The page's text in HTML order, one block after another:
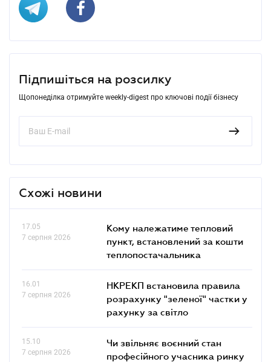
Підпишіться на розсилку
Щопонеділка отримуйте weekly-digest про ключові події бізнесу
Схожі новини
17.05
7 серпня 2026
Кому належатиме тепловий
пункт, встановлений за кошти
теплопостачальника
16.01
7 серпня 2026
НКРЕКП встановила правила
розрахунку "зеленої" частки у
рахунку за світло
15.10
7 серпня 2026
Чи звільняє воєнний стан
професійного учасника ринку